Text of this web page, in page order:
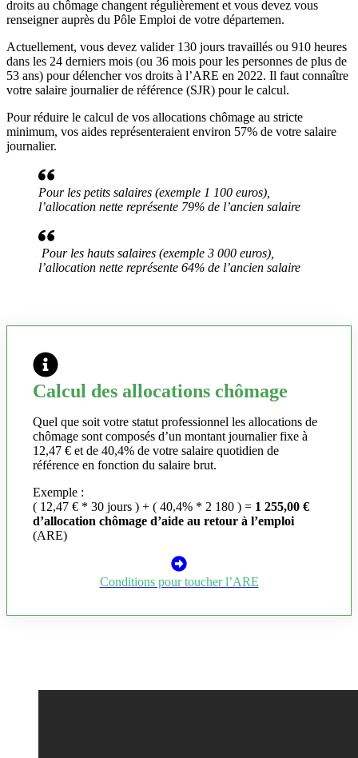
droits au chômage changent régulièrement et vous devez vous
renseigner auprès du Pôle Emploi de votre départemen.
Actuellement, vous devez valider 130 jours travaillés ou 910 heures
dans les 24 derniers mois (ou 36 mois pour les personnes de plus de
53 ans) pour délencher vos droits à l’ARE en 2022. Il faut connaître
votre salaire journalier de référence (SJR) pour le calcul.
Pour réduire le calcul de vos allocations chômage au stricte
minimum, vos aides représenteraient environ 57% de votre salaire
journalier.
Pour les petits salaires (exemple 1 100 euros),
l’allocation nette représente 79% de l’ancien salaire
Pour les hauts salaires (exemple 3 000 euros),
l’allocation nette représente 64% de l’ancien salaire
Calcul des allocations chômage
Quel que soit votre statut professionnel les allocations de
chômage sont composés d’un montant journalier fixe à
12,47 € et de 40,4% de votre salaire quotidien de
référence en fonction du salaire brut.
Exemple :
( 12,47 € * 30 jours ) + ( 40,4% * 2 180 ) = 1 255,00 €
d’allocation chômage d’aide au retour à l’emploi
(ARE)
Conditions pour toucher l’ARE